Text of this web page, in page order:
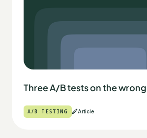
Three A/B tests on the
A/B TESTING Article